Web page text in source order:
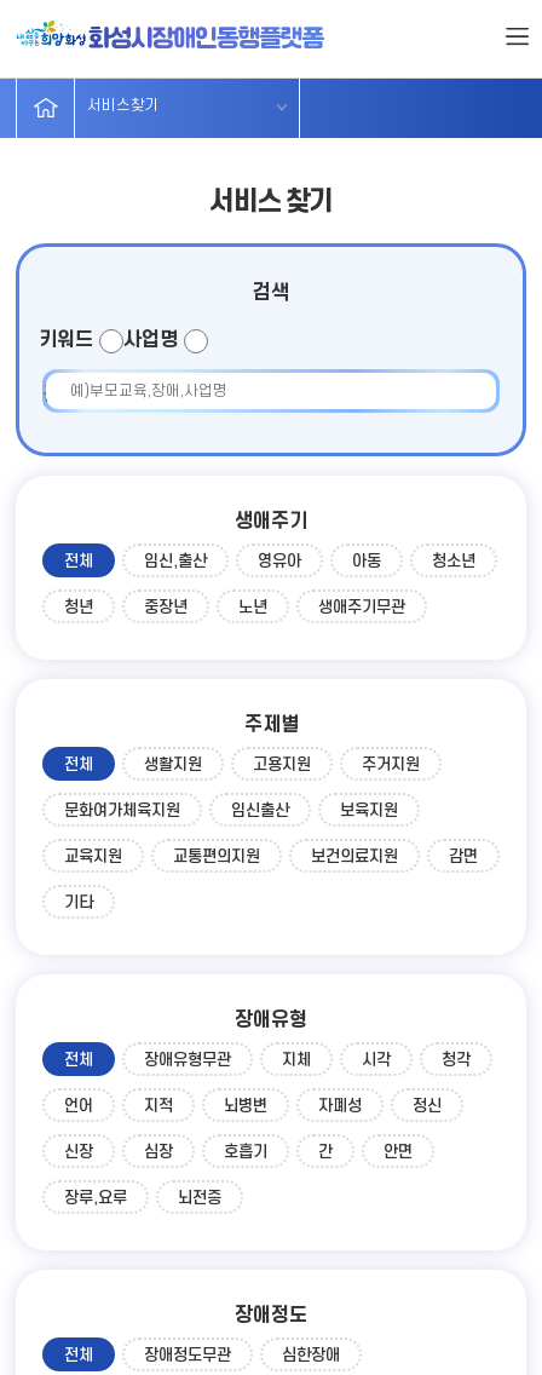
분야별주요
정보마당
소개
서비스찾기
서비스 찾기
검색
키워드 사업명
검색어 입력
생애주기
전체 임신,출산 영유아 아동 청소년
청년 중장년 노년 생애주기무관
주제별
전체 생활지원 고용지원 주거지원
문화여가체육지원 임신출산 보육지원
교육지원 교통편의지원 보건의료지원 감면
기타
장애유형
전체 장애유형무관 지체 시각 청각
언어 지적 뇌병변 자폐성 정신
신장 심장 호흡기 간 안면
장루,요루 뇌전증
장애정도
전체 장애정도무관 심한장애